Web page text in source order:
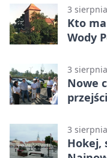
3
Kto
Wody
3
Nowe
3
Hokej,